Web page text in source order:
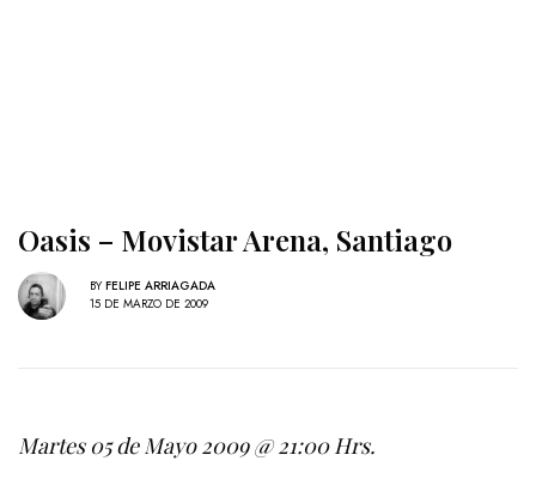
Oasis – Movistar Arena, Santiago
BY FELIPE ARRIAGADA
15 DE MARZO DE 2009
Martes 05 de Mayo 2009 @ 21:00 Hrs.